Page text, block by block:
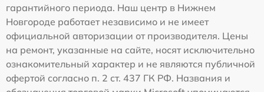
гарантийного периода. Наш центр в Нижнем
Новгороде работает независимо и не имеет
официальной авторизации от производителя. Цены
на ремонт, указанные на сайте, носят исключительно
ознакомительный характер и не являются публичной
офертой согласно п. 2 ст. 437 ГК РФ. Названия и